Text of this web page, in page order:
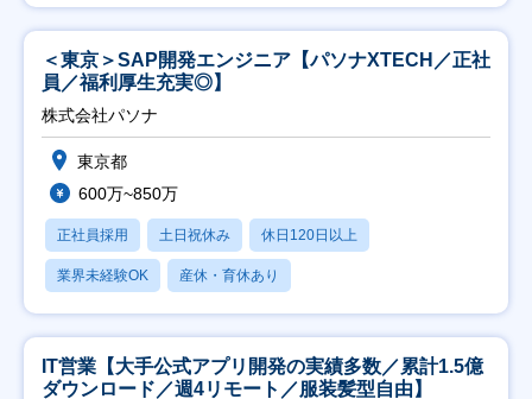
＜東京＞SAP開発エンジニア【パソナXTECH／正社
員／福利厚生充実◎】
株式会社パソナ
東京都
600万~850万
正社員採用 土日祝休み 休日120日以上
業界未経験OK 産休・育休あり
IT営業【大手公式アプリ開発の実績多数／累計1.5億
ダウンロード／週4リモート／服装髪型自由】